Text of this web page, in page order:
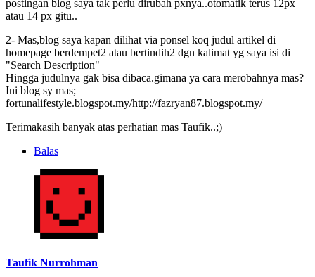
postingan blog saya tak perlu dirubah pxnya..otomatik terus 12px
atau 14 px gitu..
2- Mas,blog saya kapan dilihat via ponsel koq judul artikel di
homepage berdempet2 atau bertindih2 dgn kalimat yg saya isi di
"Search Description"
Hingga judulnya gak bisa dibaca.gimana ya cara merobahnya mas?
Ini blog sy mas;
fortunalifestyle.blogspot.my/http://fazryan87.blogspot.my/
Terimakasih banyak atas perhatian mas Taufik..;)
Balas
Taufik Nurrohman